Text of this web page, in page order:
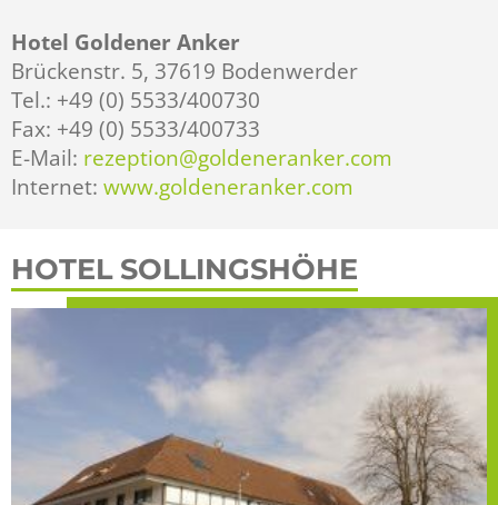
Hotel Goldener Anker
Brückenstr. 5, 37619 Bodenwerder
Tel.: +49 (0) 5533/400730
Fax: +49 (0) 5533/400733
E-Mail: rezeption@goldeneranker.com
Internet: www.goldeneranker.com
HOTEL SOLLINGSHÖHE